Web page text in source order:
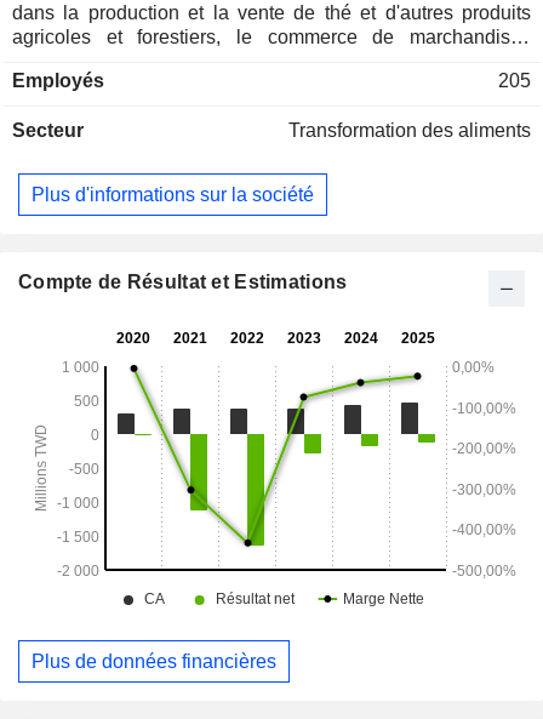
dans la production et la vente de thé et d'autres produits
agricoles et forestiers, le commerce de marchandises
le tourisme de loisir. Le segment des actifs est
tels que les inspections sur les conditions actuelles
échanges de contrats. Lorsque quelqu'un souhaite souscrire
à un terrain, la société s'occupe des opérations pertinentes
Employés 205
Secteur Transformation des aliments
Plus d'informations sur la société
Compte de Résultat et Estimations
Plus de données financières